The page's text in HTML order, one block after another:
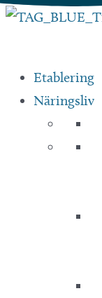
Hoppa
Etablering
Näringsliv